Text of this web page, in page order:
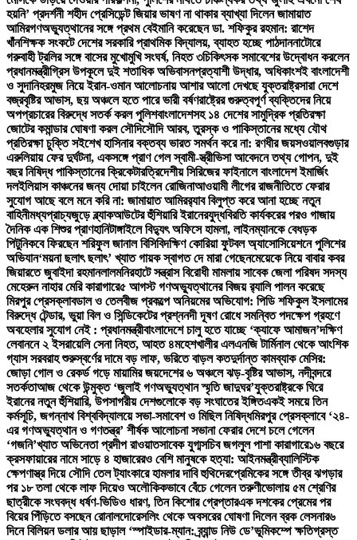
হয়নি’ প্রদর্শনী শহীদ প্রেসিডেন্ট জিয়ার ভাষণ না থাকার ব্যাখ্যা দিলেন জামায়াত
আমিরগণঅভ্যুত্থানের সঙ্গে প্রথম বেইমানি করেছেন ডা. শফিকুর রহমান: রাশেদ
খাঁনশিক্ষক সংকটে দেশের সরকারি প্রাথমিক বিদ্যালয়, ব্যাহত হচ্ছে পাঠদাননাটোরে
গরুবাহী ট্রলির সঙ্গে বাসের মুখোমুখি সংঘর্ষ, নিহত ৩চিকিৎসক সমাবেশের উদ্বোধন করলেন
প্রধানমন্ত্রীগ্রিস উপকূলে দুই শতাধিক অভিবাসনপ্রত্যাশী উদ্ধার, অধিকাংশই বাংলাদেশী
ও সুদানিহরমুজ নিয়ে ইরান-ওমান আলোচনায় আশার আলো দেখছে যুক্তরাষ্ট্রসারা দেশে
বজ্রবৃষ্টির আভাস, ছয় অঞ্চলে হতে পারে ভারী বর্ষণরাষ্ট্রের গুরুত্বপূর্ণ ব্যক্তিদের নিয়ে
অপপ্রচারের বিরুদ্ধে সতর্ক করল পুলিশবাংলাদেশসহ ১৪ দেশের সামুদ্রিক প্রতিরক্ষা
জোটের কমান্ডার ঘোষণা করল সৌদিসৌদি আরব, তুরস্ক ও পাকিস্তানের মধ্যে যৌথ
প্রতিরক্ষা চুক্তি সইশেখ হাসিনার বক্তব্য ভারত সমর্থন করে না: রণধীর জয়সওয়ালবগুড়ার
এরুলিয়ায় ফের দুর্ঘটনা, একসঙ্গে প্রাণ গেল স্বামী-স্ত্রীভিসা আবেদনে তথ্য গোপন, দুই
বছর নিষিদ্ধ পাকিস্তানের ক্রিকেটারত্রিদেশীয় সিরিজের ফাইনালে বাংলাদেশ ইমার্জিং
দলইলিয়াস কাঞ্চনের জন্য দোয়া চাইলেন রোজিনাআওয়ামী লীগের রাজনীতিতে ফেরার
সুযোগ আছে বলে মনে করি না: জামায়াত আমিরর‍্যাব বিলুপ্ত করে আনা হচ্ছে নতুন
বাহিনীমধ্যপ্রাচ্যজুড়ে ব্ল্যাকআউটের হুঁশিয়ারি ইরানেরযুদ্ধবিরতি কার্যকরের পরও গাজায়
দৈনিক এক শিশুর প্রাণহানিটাঙ্গাইলে বিদ্যুৎ অফিসে হামলা, লাইনম্যানকে বেধড়ক
পিটুনিকবে ফিরছেন শরিফুল জানাল বিসিবিদক্ষিণ কোরিয়া ফুটবল অ্যাসোসিয়েশনে পুলিশের
অভিযান‘ময়না ছলাৎ ছলাৎ’ খ্যাত গায়ক স্বাগত দে মারা গেছেনমেয়েকে নিয়ে বাবার কবর
জিয়ারতে জুবাইদা রহমানলালমনিরহাটে সন্ত্রাস বিরোধী মামলায় সাবেক জেলা পরিষদ সদস্য
মেহেরুন নাহার মেরি কারাগারে৫ আগস্ট গণঅভ্যুত্থানের বিজয় র‍্যালি পালন করেছে
মিরপুর প্রেসক্লাবডাল ও তেলবীজ প্রকল্পে অনিয়মের অভিযোগ: পিডি শফিকুল ইসলামের
বিরুদ্ধে টেন্ডার, ভুয়া বিল ও সিন্ডিকেটের প্রশ্ননদী দূষণ রোধে সমন্বিত পদক্ষেপ গ্রহণে
অবহেলার সুযোগ নেই : প্রধানমন্ত্রীবাংলাদেশে চালু হতে যাচ্ছে ‘ক্যাফে আমাজন’দক্ষিণ
লেবাননে ২ ইসরায়েলি সেনা নিহত, আহত ৪মহেশখালীর এলএনজি টার্মিনাল থেকে আংশিক
গ্যাস সরবরাহ শুরুস্বর্ণের দামে বড় লাফ, ভরিতে বাড়ল কতদুর্দান্ত কামব্যাক মেসির:
জোড়া গোল ও রেকর্ড গড়ে মায়ামির জয়দেশের ৬ অঞ্চলে ঝড়-বৃষ্টির আভাস, নদীবন্দরে
সতর্কতাআজ থেকে উন্মুক্ত ‘জুলাই গণঅভ্যুত্থান স্মৃতি জাদুঘর’যুক্তরাষ্ট্রকে ঘিরে
ইরানের নতুন হুঁশিয়ারি, উপসাগরীয় দেশগুলোকে বড় সংঘাতের ইঙ্গিতএকই সময়ে তিন
কর্মসূচি, জগন্নাথ বিশ্ববিদ্যালয়ে সভা-সমাবেশ ও মিছিল নিষিদ্ধমিরপুর প্রেসক্লাবে ‘২৪-
এর গণঅভ্যুত্থান ও গণতন্ত্র’ শীর্ষক আলোচনা সভানা ফেরার দেশে চলে গেলেন
‘গজনি’খ্যাত অভিনেতা প্রদীপ রাওয়াতসাবেক যুগ্মসচিব জগলুল পাশা কারাগারে১৬ বছরে
ক্রসফায়ারের নামে সাড়ে ৪ হাজারেরও বেশি মানুষকে হত্যা: আইনমন্ত্রীব্যালিস্টিক
ক্ষেপণাস্ত্র দিয়ে সৌদি তেল ট্যাংকারে হামলার দাবি হুথিদেরপ্রেমিকের সঙ্গে তীব্র ঝগড়ার
পর ১৮ তলা থেকে লাফ দিয়েও অলৌকিকভাবে বেঁচে গেলেন তরুণীভোলায় ৫ম শ্রেণির
ছাত্রীকে সংঘবদ্ধ ধর্ষণ-ভিডিও ধারণ, তিন কিশোর গ্রেপ্তারএক দশকের প্রেমের পর
বিয়ের পিঁড়িতে বসছেন রোনালদোরেসলিং থেকে অবসরের ঘোষণা দিলেন ব্রক লেসনার৬
দিনে বিলিয়ন ডলার আয় ছাড়াল ‘স্পাইডার-ম্যান: ব্র্যান্ড নিউ ডে’ভূমিকম্পে ক্ষতিগ্রস্ত